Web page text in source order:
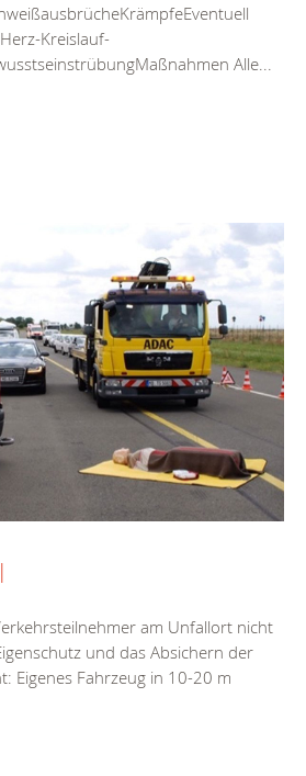
Kreislauf-
Alle...
am Unfallort nicht
und das Absichern der
Eigenes Fahrzeug in 10-20 m